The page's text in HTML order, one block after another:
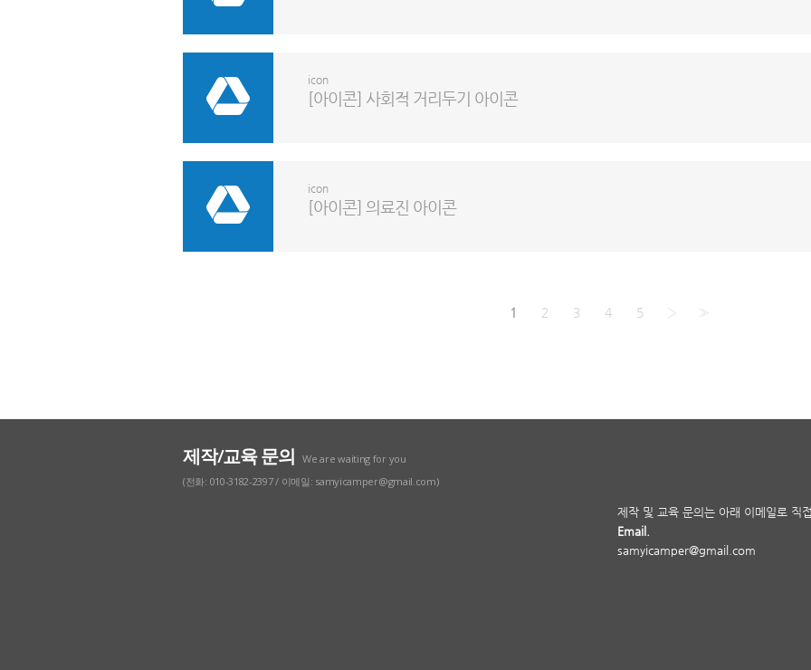
icon
[아이콘] 사회적 거리두기 아이콘
icon
[아이콘] 의료진 아이콘
1 2 3 4 5 › »
제작/교육 문의
We are waiting for you
(전화: 010-3182-2397 / 이메일: samyicamper@gmail.com)
제작 및 교육 문의는 아래 이메일로 직
Email.
samyicamper@gmail.com